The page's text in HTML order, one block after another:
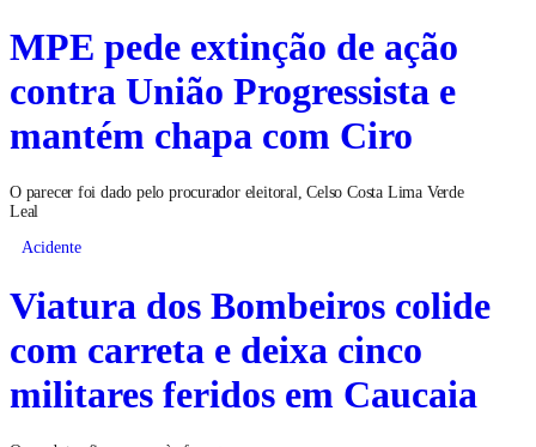
MPE pede extinção de ação
contra União Progressista e
mantém chapa com Ciro
O parecer foi dado pelo procurador eleitoral, Celso Costa Lima Verde
Leal
Acidente
Viatura dos Bombeiros colide
com carreta e deixa cinco
militares feridos em Caucaia